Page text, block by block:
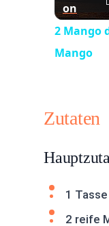
on
2 Mango
Mango
Zutaten
1
2 reife